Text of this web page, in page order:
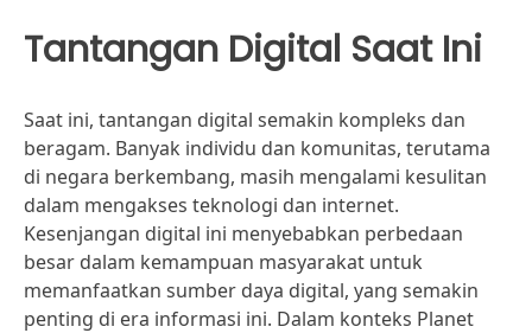
Tantangan Digital Saat Ini
Saat ini, tantangan digital semakin kompleks dan
beragam. Banyak individu dan komunitas, terutama
di negara berkembang, masih mengalami kesulitan
dalam mengakses teknologi dan internet.
Kesenjangan digital ini menyebabkan perbedaan
besar dalam kemampuan masyarakat untuk
memanfaatkan sumber daya digital, yang semakin
penting di era informasi ini. Dalam konteks Planet